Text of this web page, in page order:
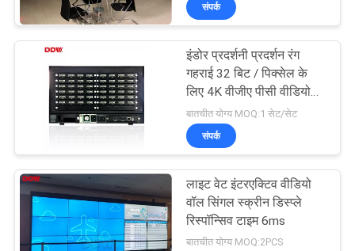
गुणवत्ता
नियंत्रण
समाचार
संपर्क
इंडोर प्रदर्शनी प्रदर्शन रंग
गहराई 32 बिट / पिक्सेल के
लिए 4K वीजीए पीसी वीडियो
वॉल नियंत्रक 2x2
बातचीत योग्य MOQ:1 सेट/सेट
संपर्क
लाइट वेट इंटरएक्टिव वीडियो
वॉल सिंगल स्क्रीन डिस्प्ले
रिस्पॉन्सिव टाइम 6ms
बातचीत योग्य MOQ:2PCS